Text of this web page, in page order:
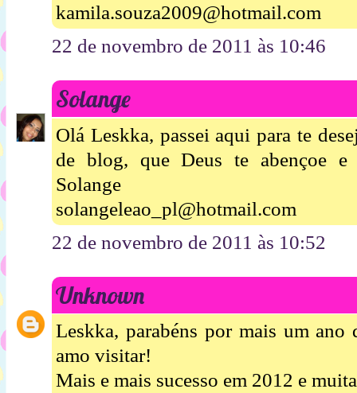
kamila.souza2009@hotmail.com
22 de novembro de 2011 às 10:46
Solange
Olá Leskka, passei aqui para te
de blog, que Deus te abençoe e
Solange
solangeleao_pl@hotmail.com
22 de novembro de 2011 às 10:52
Unknown
Leskka, parabéns por mais um
amo visitar!
Mais e mais sucesso em 2012 e